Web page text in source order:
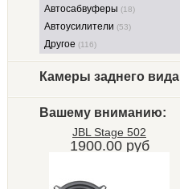
Автосабвуферы (18)
Автоусилители (53)
Другое (116)
Камеры заднего вида
Вашему вниманию:
JBL Stage 502
1900.00 руб